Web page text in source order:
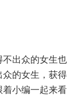
出众的女生也
的女生，获得
小编一起来看